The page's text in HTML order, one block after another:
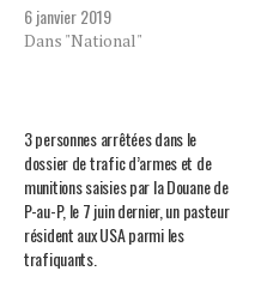
6 janvier 2019
Dans "National"
3 personnes arrêtées dans le
dossier de trafic d’armes et de
munitions saisies par la Douane de
P-au-P, le 7 juin dernier, un pasteur
résident aux USA parmi les
trafiquants.